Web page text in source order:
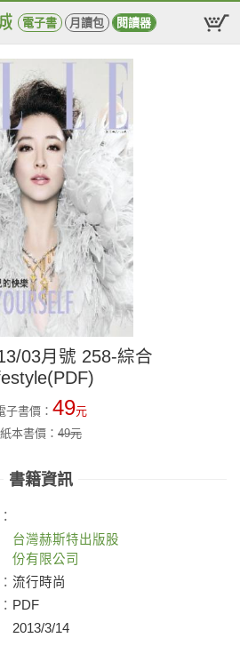
電子書 月讀包 閱讀器
03月號 258-綜合
子書價： 49元
紙本書價： 49元
書籍資訊
台灣赫斯特出版股
份有限公司
流行時尚
PDF
2013/3/14